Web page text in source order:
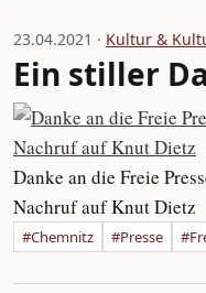
23.04.2021 · Kultur &
Ein stiller
Danke an die Freie
Nachruf auf Knut Dietz
#Chemnitz #Presse